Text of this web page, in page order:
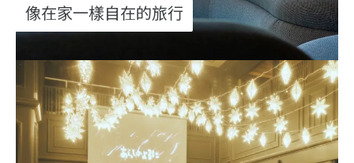
像在家一樣自在的旅行